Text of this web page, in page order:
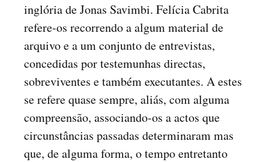
inglória de Jonas Savimbi. Felícia Cabrita
refere-os recorrendo a algum material de
arquivo e a um conjunto de entrevistas,
concedidas por testemunhas directas,
sobreviventes e também executantes. A estes
se refere quase sempre, aliás, com alguma
compreensão, associando-os a actos que
circunstâncias passadas determinaram mas
que, de alguma forma, o tempo entretanto